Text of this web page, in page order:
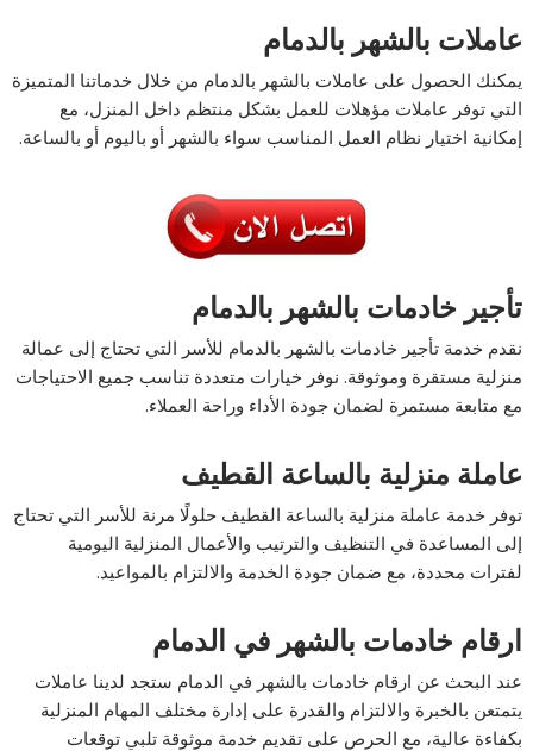
عاملات بالشهر بالدمام
يمكنك الحصول على عاملات بالشهر بالدمام من خلال خدماتنا المتميزة
التي توفر عاملات مؤهلات للعمل بشكل منتظم داخل المنزل، مع
إمكانية اختيار نظام العمل المناسب سواء بالشهر أو باليوم أو بالساعة.
تأجير خادمات بالشهر بالدمام
نقدم خدمة تأجير خادمات بالشهر بالدمام للأسر التي تحتاج إلى عمالة
منزلية مستقرة وموثوقة. نوفر خيارات متعددة تناسب جميع الاحتياجات
مع متابعة مستمرة لضمان جودة الأداء وراحة العملاء.
عاملة منزلية بالساعة القطيف
توفر خدمة عاملة منزلية بالساعة القطيف حلولًا مرنة للأسر التي تحتاج
إلى المساعدة في التنظيف والترتيب والأعمال المنزلية اليومية
لفترات محددة، مع ضمان جودة الخدمة والالتزام بالمواعيد.
ارقام خادمات بالشهر في الدمام
عند البحث عن ارقام خادمات بالشهر في الدمام ستجد لدينا عاملات
يتمتعن بالخبرة والالتزام والقدرة على إدارة مختلف المهام المنزلية
بكفاءة عالية، مع الحرص على تقديم خدمة موثوقة تلبي توقعات